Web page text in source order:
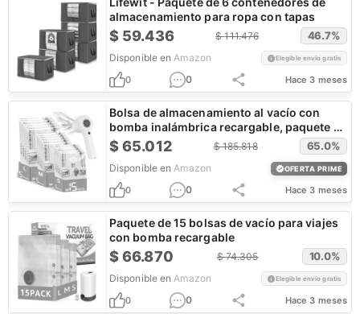
almacenamiento para ropa con tapas
$ 59.436 $111.476 46.7%
Disponible en Amazon Elegible envío gratis
0 0 Hace 3 meses
Bolsa de almacenamiento al vacío con
bomba inalámbrica recargable, paquete de
15 bolsas
$65.012 $185.818 65.0%
Disponible en Amazon OFERTA PRIME
0 0 Hace 3 meses
Paquete de 15 bolsas de vacío para viajes
con bomba recargable
$66.870 $74.305 10.0%
Disponible en Amazon Elegible envío gratis
0 0 Hace 3 meses